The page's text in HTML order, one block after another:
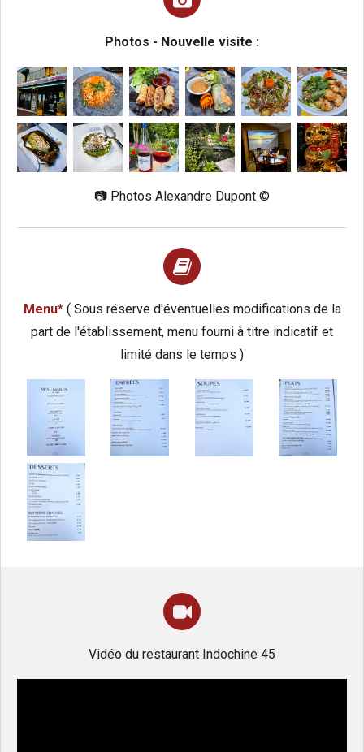
Photos - Nouvelle visite :
📷 Photos Alexandre Dupont ©️
Menu* ( Sous réserve d'éventuelles modifications de la
part de l'établissement, menu fourni à titre indicatif et
limité dans le temps )
Vidéo du restaurant Indochine 45